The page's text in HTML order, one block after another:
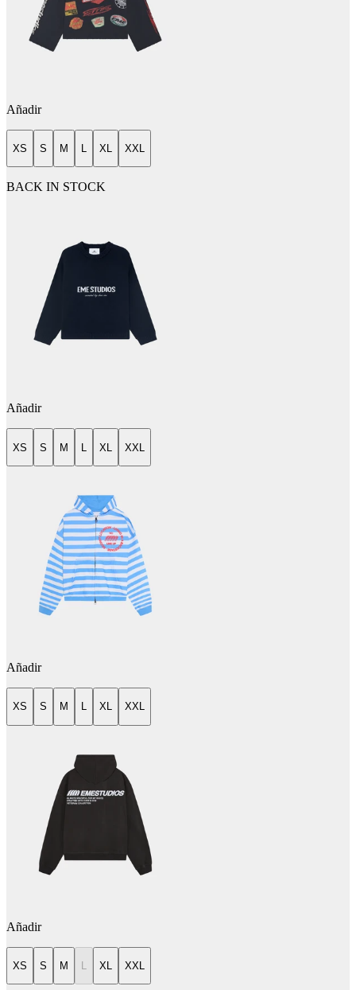
Añadir
XS S M XL XXL
BACK IN STOCK
Añadir
XS S M L XL XXL
Añadir
XS S M L XL XXL
Añadir
XS S M XL XXL